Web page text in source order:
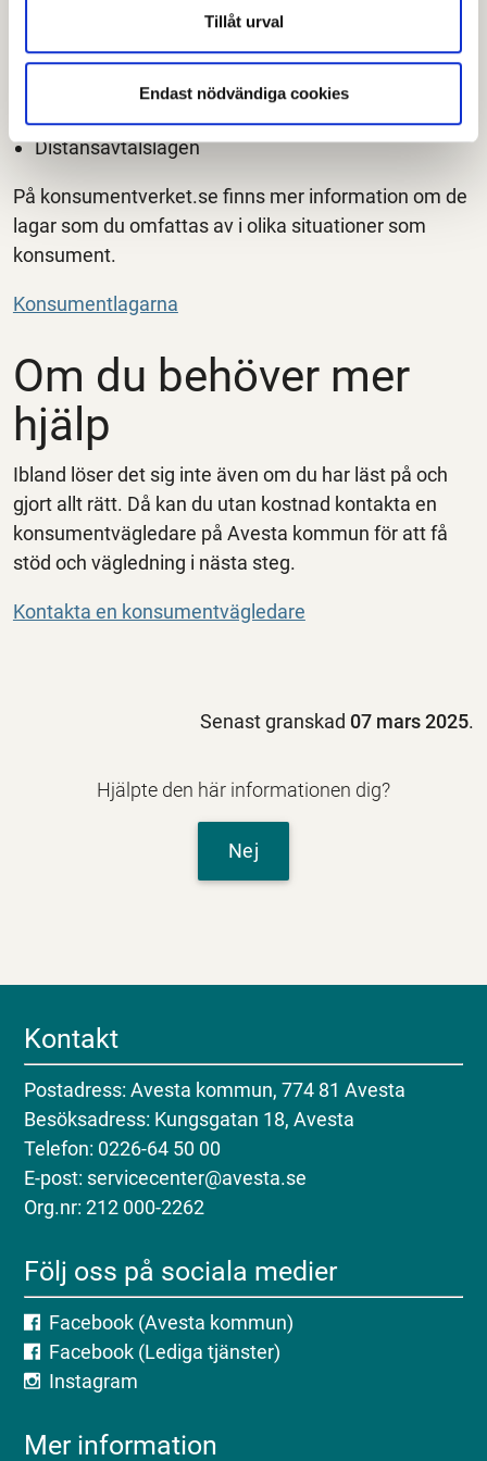
Tillåt urval
Endast nödvändiga cookies
Det finns flera lagar som berör dig som konsument,
Konsumentköplagen
Konsumenttjänstlagen
Distansavtalslagen
På konsumentverket.se finns mer information om de
lagar som du omfattas av i olika situationer som
konsument.
Konsumentlagarna
Om du behöver mer
hjälp
Ibland löser det sig inte även om du har läst på och
gjort allt rätt. Då kan du utan kostnad kontakta en
konsumentvägledare på Avesta kommun för att få
stöd och vägledning i nästa steg.
Kontakta en konsumentvägledare
Senast granskad 07 mars 2025.
Hjälpte den här informationen dig?
Nej
Kontakt
Postadress: Avesta kommun, 774 81 Avesta
Besöksadress: Kungsgatan 18, Avesta
Telefon: 0226-64 50 00
E-post: servicecenter@avesta.se
Org.nr: 212 000-2262
Följ oss på sociala medier
Facebook (Avesta kommun)
Facebook (Lediga tjänster)
Instagram
Mer information